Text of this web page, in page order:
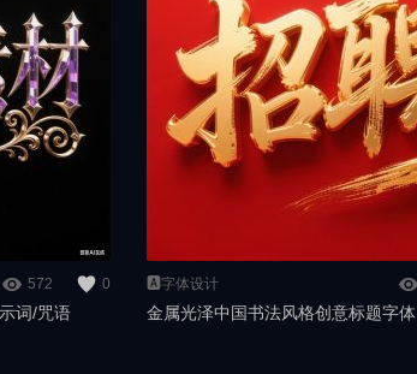
572 0
词/咒语
🅰️字体设计
金属光泽中国书法风格创意标题字体